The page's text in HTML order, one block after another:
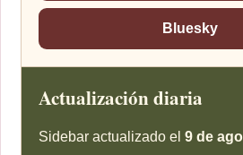
Bluesky
Actualización diaria
Sidebar actualizado el 9 de